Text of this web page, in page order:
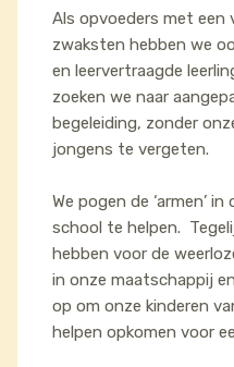
Als opvoeders met een
zwaksten hebben we
en leervertraagde
zoeken we naar
begeleiding, zonder
jongens te vergeten.
We pogen de ‘armen’
school te helpen.
hebben voor de
in onze maatschappij
op om onze kinderen
helpen opkomen voor